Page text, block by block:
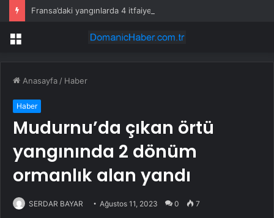
Fransa’daki yangınlarda 4 itfaiye eri hayatını kaybetti
Menü
Anasayfa / Haber
Haber
Mudurnu’da çıkan örtü
yangınında 2 dönüm
ormanlık alan yandı
SERDAR BAYAR Ağustos 11, 2023 0 7